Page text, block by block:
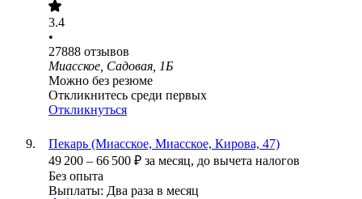
3.4
•
27888 отзывов
Миасское, Садовая, 1Б
Можно без резюме
Откликнитесь среди первых
Откликнуться
Пекарь (Миасское, Миасское, Кирова, 47)
49 200 – 66 500 ₽ за месяц, до вычета налогов
Без опыта
Выплаты: Два раза в месяц